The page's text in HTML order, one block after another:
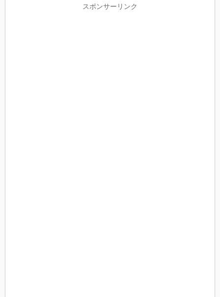
スポンサーリンク